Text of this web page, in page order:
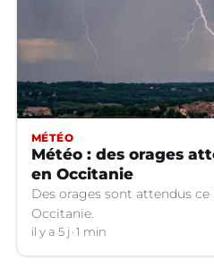
MÉTÉO
Météo : des orages
en Occitanie
Des orages sont attendus
Occitanie.
il y a 5 j 1 min